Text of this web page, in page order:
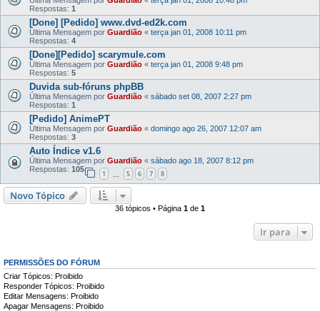
Respostas: 1
[Done] [Pedido] www.dvd-ed2k.com
Última Mensagem por Guardião « terça jan 01, 2008 10:11 pm
Respostas: 4
[Done][Pedido] scarymule.com
Última Mensagem por Guardião « terça jan 01, 2008 9:48 pm
Respostas: 5
Duvida sub-fóruns phpBB
Última Mensagem por Guardião « sábado set 08, 2007 2:27 pm
Respostas: 1
[Pedido] AnimePT
Última Mensagem por Guardião « domingo ago 26, 2007 12:07 am
Respostas: 3
Auto Índice v1.6
Última Mensagem por Guardião « sábado ago 18, 2007 8:12 pm
Respostas: 105
1 5 6 7 8
Novo Tópico
36 tópicos • Página 1 de 1
Ir para
PERMISSÕES DO FÓRUM
Criar Tópicos: Proibido
Responder Tópicos: Proibido
Editar Mensagens: Proibido
Apagar Mensagens: Proibido